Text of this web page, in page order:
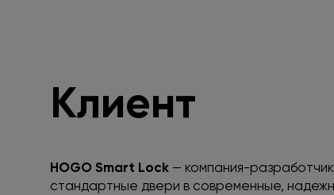
Клиент
HOGO Smart Lock — компания-
стандартные двери в современные,